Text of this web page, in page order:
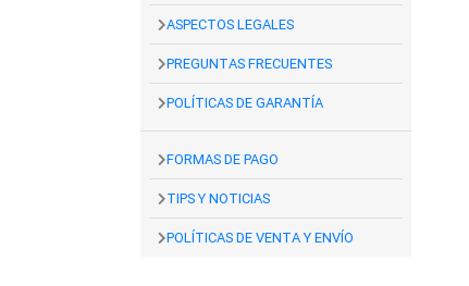
ASPECTOS LEGALES
PREGUNTAS FRECUENTES
POLÍTICAS DE GARANTÍA
FORMAS DE PAGO
TIPS Y NOTICIAS
POLÍTICAS DE VENTA Y ENVÍO